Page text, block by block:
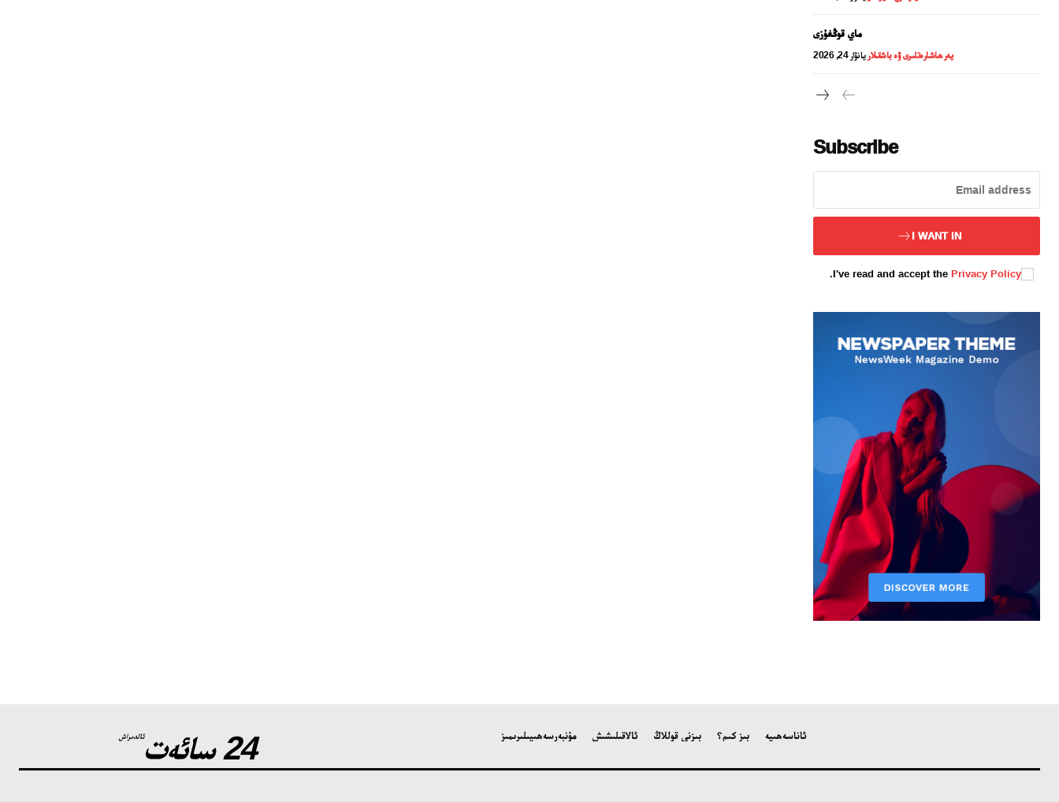
ماي قوڭغۇزى
يەر ھاشارەتلىرى ۋە باشقىلار يانۋار 24, 2026
Subscribe
I WANT IN
I've read and accept the Privacy Policy
.
24 سائەت ئالدىراش ئاناسەھىپە بىز كىم؟ بىزنى قوللاڭ ئالاقىلىشىش مۇنبەرسەھىپىلىرىمىز